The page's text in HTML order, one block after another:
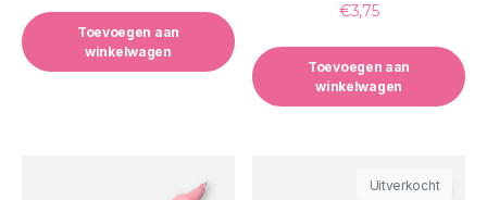
Toevoegen aan
winkelwagen
€3,75
Toevoegen aan
winkelwagen
Uitverkocht